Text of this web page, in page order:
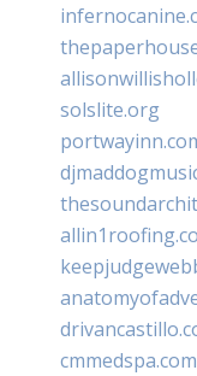
solslite.org
cmmedspa.com